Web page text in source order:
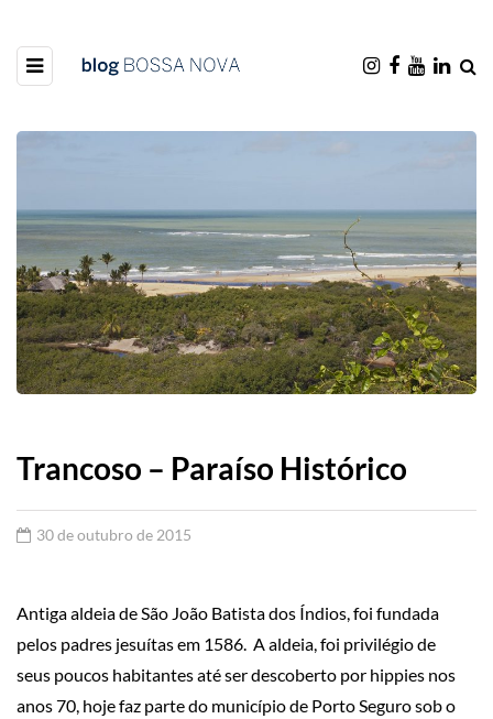
Trancoso – Paraíso Histórico
30 de outubro de 2015
Antiga aldeia de São João Batista dos Índios, foi fundada
pelos padres jesuítas em 1586. A aldeia, foi privilégio de
seus poucos habitantes até ser descoberto por hippies nos
anos 70, hoje faz parte do município de Porto Seguro sob o